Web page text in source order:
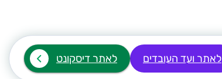
לאתר ועד העובדים לאתר דיסקונט